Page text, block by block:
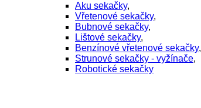
Aku sekačky,
Vřetenové sekačky,
Bubnové sekačky,
Lištové sekačky,
Benzínové vřetenové sekačky,
Strunové sekačky - vyžínače,
Robotické sekačky